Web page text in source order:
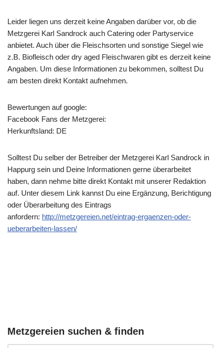
Leider liegen uns derzeit keine Angaben darüber vor, ob die
Metzgerei Karl Sandrock auch Catering oder Partyservice
anbietet. Auch über die Fleischsorten und sonstige Siegel wie
z.B. Biofleisch oder dry aged Fleischwaren gibt es derzeit keine
Angaben. Um diese Informationen zu bekommen, solltest Du
am besten direkt Kontakt aufnehmen.
Bewertungen auf google:
Facebook Fans der Metzgerei:
Herkunftsland: DE
Solltest Du selber der Betreiber der Metzgerei Karl Sandrock in
Happurg sein und Deine Informationen gerne überarbeitet
haben, dann nehme bitte direkt Kontakt mit unserer Redaktion
auf. Unter diesem Link kannst Du eine Ergänzung, Berichtigung
oder Überarbeitung des Eintrags
anfordern: http://metzgereien.net/eintrag-ergaenzen-oder-
ueberarbeiten-lassen/
Metzgereien suchen & finden